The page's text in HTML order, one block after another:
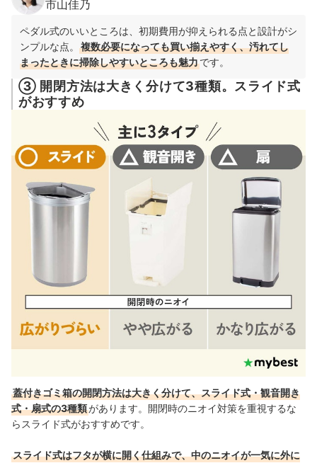
市山佳乃
ペダル式のいいところは、初期費用が抑えられる点と設計がシ
ンプルな点。
複数必要になっても買い揃えやすく、汚れてし
まったときに掃除しやすいところも魅力です。
③ 開閉方法は大きく分けて3種類。スライド式
がおすすめ
蓋付きゴミ箱の開閉方法は大きく分けて、スライド式・観音開き
式・扇式の3種類があります。開閉時のニオイ対策を重視するな
らスライド式がおすすめです。
スライド式はフタが横に開く仕組みで、中のニオイが一気に外に